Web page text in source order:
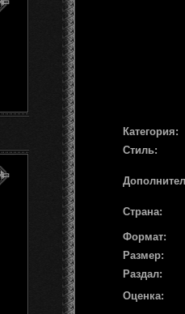
Категория:
Стиль:
Страна:
Формат:
Размер:
Раздал:
Оценка: